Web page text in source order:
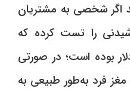
اگر شخصی به مشتریان
را تست کرده که
۵ دلار و دیگری ۴۵ دلار بوده است؛ در صورتی
فرد به‌طور طبیعی به